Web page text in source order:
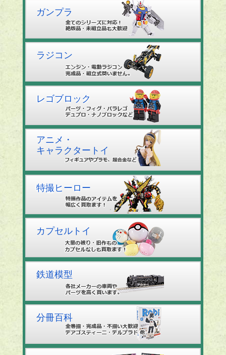
ガンプラ
ラジコン
レゴブロック
アニメ・
キャラクタートイ
特撮ヒーロー
カプセルトイ
鉄道模型
分冊百科